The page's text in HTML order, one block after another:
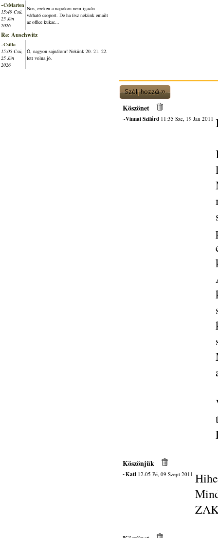
~CsMarton
15:49 Csü,
25 Jún
2026
Nos, ezeken a napokon nem igazán
várható csoport. De ha írsz nekünk emailt
az office kukac...
Re: Auschwitz
~Csilla
15:05 Csü,
25 Jún
2026
Ó, nagyon sajnálom! Nekünk 20. 21. 22.
lett volna jó.
Köszönet
~Vinnai Szilárd11:35 Sze, 19 Jan 2011
Köszönjük
~Kati12:05 Pé, 09 Szept 2011